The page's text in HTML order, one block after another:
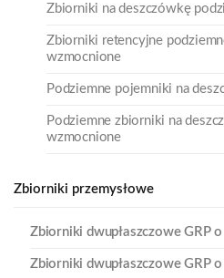
Zbiorniki na deszczówkę
Zbiorniki retencyjne
wzmocnione
Podziemne pojemniki na
Podziemne zbiorniki na
wzmocnione
Zbiorniki przemysłowe
Zbiorniki dwupłaszczowe GRP
Zbiorniki dwupłaszczowe GRP